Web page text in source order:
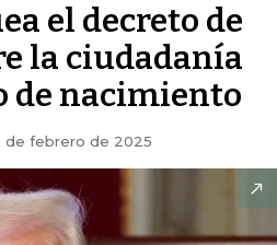
el decreto de
la ciudadanía
de nacimiento
de febrero de 2025